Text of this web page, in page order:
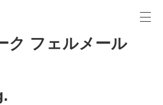
ク フェルメール